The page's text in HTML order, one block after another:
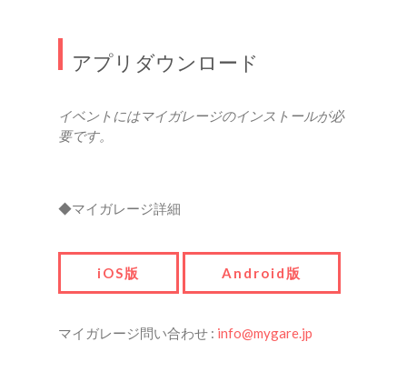
アプリダウンロード
イベントにはマイガレージのインストールが必
要です。
◆マイガレージ詳細
iOS版 Android版
マイガレージ問い合わせ : info@mygare.jp